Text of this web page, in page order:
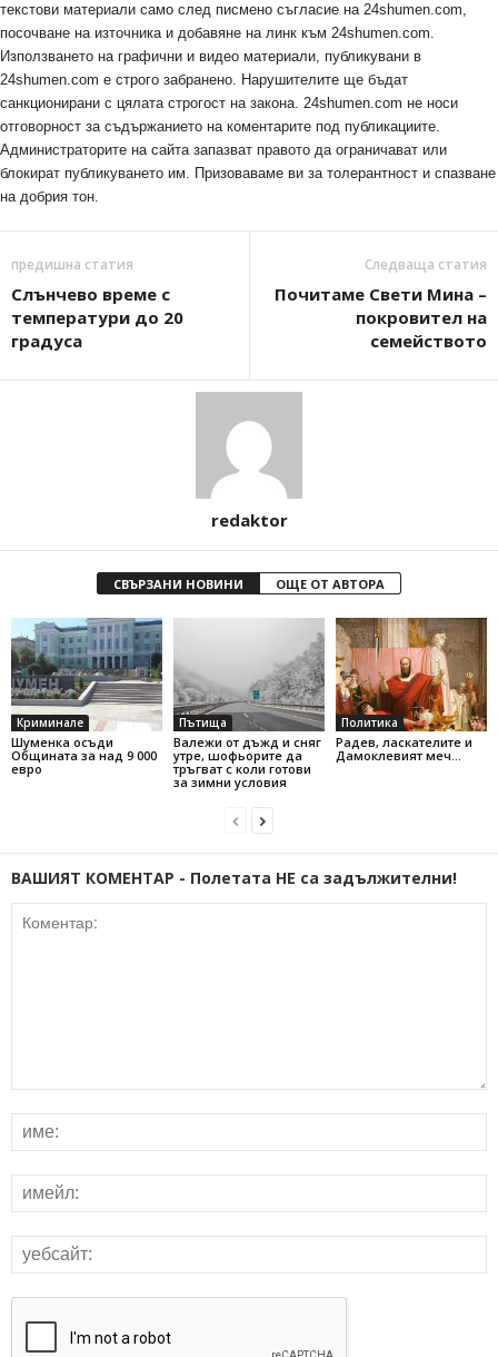
текстови материали само след писмено съгласие на 24shumen.com,
посочване на източника и добавяне на линк към 24shumen.com.
Използването на графични и видео материали, публикувани в
24shumen.com е строго забранено. Нарушителите ще бъдат
санкционирани с цялата строгост на закона. 24shumen.com не носи
отговорност за съдържанието на коментарите под публикациите.
Администраторите на сайта запазват правото да ограничават или
блокират публикуването им. Призоваваме ви за толерантност и спазване
на добрия тон.
предишна статия
Слънчево време с
температури до 20
градуса
Следваща статия
Почитаме Свети Мина –
покровител на
семейството
redaktor
СВЪРЗАНИ НОВИНИ ОЩЕ ОТ АВТОРА
Криминале
Шуменка осъди
Общината за над 9 000
евро
Пътища
Валежи от дъжд и сняг
утре, шофьорите да
тръгват с коли готови
за зимни условия
Политика
Радев, ласкателите и
Дамоклевият меч…
ВАШИЯТ КОМЕНТАР - Полетата НЕ са задължителни!